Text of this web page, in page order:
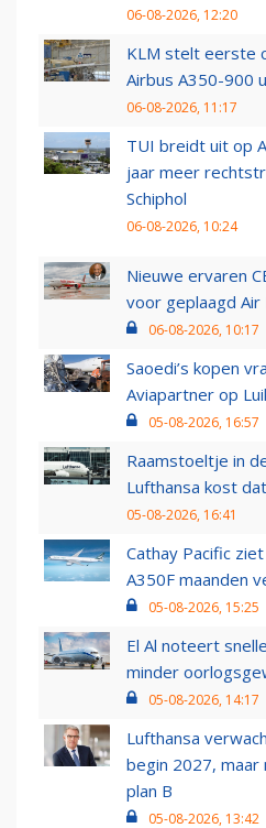
06-08-2026, 12:20
KLM stelt eerste
Airbus A350-900
06-08-2026, 11:17
TUI breidt uit op
jaar meer
Schiphol
06-08-2026, 10:24
Nieuwe ervaren
voor geplaagd Air
06-08-2026, 10:17
Saoedi’s kopen
Aviapartner op
05-08-2026, 16:57
Raamstoeltje in
Lufthansa kost
05-08-2026, 16:41
Cathay Pacific
A350F maanden
05-08-2026, 15:25
El Al noteert
minder
05-08-2026, 14:17
Lufthansa
begin 2027,
plan B
05-08-2026, 13:42